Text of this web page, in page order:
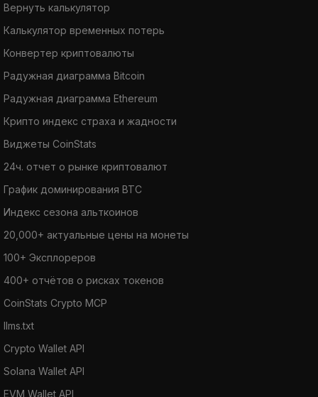
Вернуть калькулятор
Калькулятор временных потерь
Конвертер криптовалюты
Радужная диаграмма Bitcoin
Радужная диаграмма Ethereum
Крипто индекс страха и жадности
Виджеты CoinStats
24ч. отчет о рынке криптовалют
График доминирования BTC
Индекс сезона альткоинов
20,000+ актуальные цены на монеты
100+ Эксплореров
400+ отчётов о рисках токенов
CoinStats Crypto MCP
llms.txt
Crypto Wallet API
Solana Wallet API
EVM Wallet API